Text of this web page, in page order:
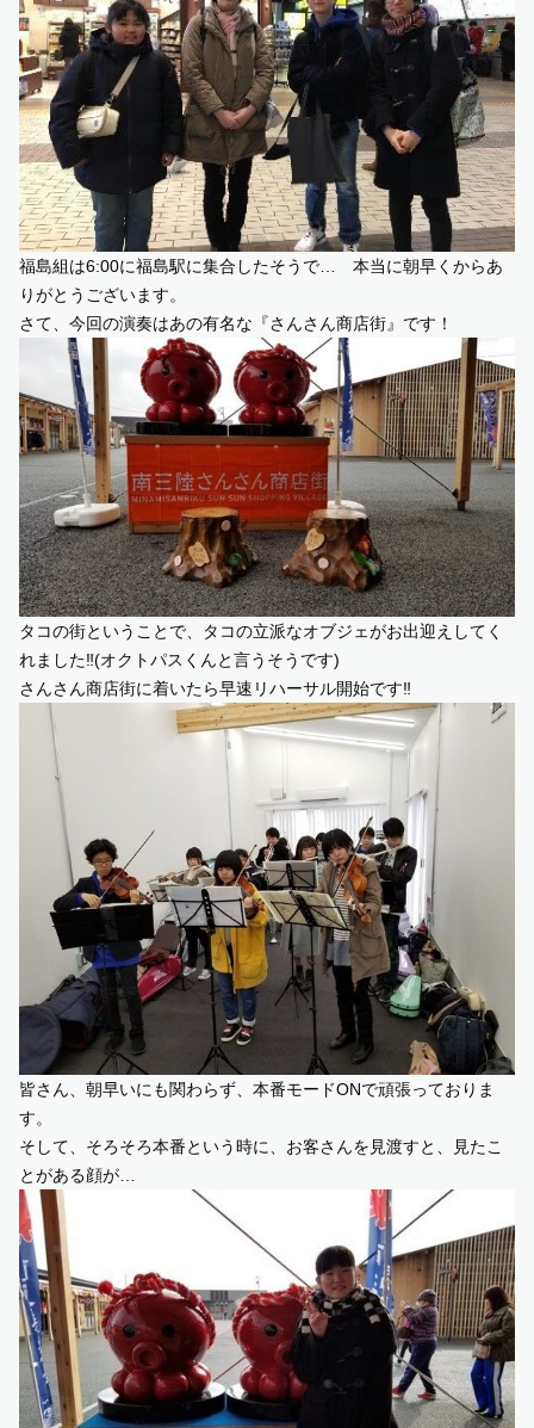
福島組は6:00に福島駅に集合したそうで… 本当に朝早くからあ
りがとうございます。
さて、今回の演奏はあの有名な『さんさん商店街』です！
タコの街ということで、タコの立派なオブジェがお出迎えしてく
れました‼︎(オクトパスくんと言うそうです)
さんさん商店街に着いたら早速リハーサル開始です‼︎
皆さん、朝早いにも関わらず、本番モードONで頑張っておりま
す。
そして、そろそろ本番という時に、お客さんを見渡すと、見たこ
とがある顔が…